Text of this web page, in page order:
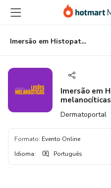
para
conteúdo
principal
para
pagamento
para
rodapé
Imersão em Histopatologia das lesões melanocíticas
Imersão em
melanocíticas
Dermatoportal
Formato: Evento Online
Idioma: Português